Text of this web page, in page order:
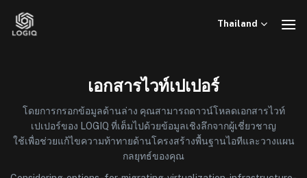
Thailand
เอกสารไวท์เปเปอร์
โดยการกรอกข้อมูลด้านล่าง คุณสามารถดาวน์โหลดเอกสารไวท์
เปเปอร์ของ LOGIQ ที่เต็มไปด้วยข้อมูลเชิงลึกจากผู้เชี่ยวชาญ
ใช้เพื่อช่วยแก้ไขความท้าทายด้านโครงสร้างพื้นฐานไอทีและวางแผน
กลยุทธ์ของคุณ